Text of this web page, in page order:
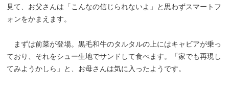
見て、お父さんは「こんなの信じられないよ」と思わずスマートフ
ォンをかまえます。
まずは前菜が登場。黒毛和牛のタルタルの上にはキャビアが乗っ
ており、それをシュー生地でサンドして食べます。「家でも再現し
てみようかしら」と、お母さんは気に入ったようです。